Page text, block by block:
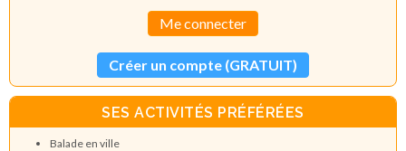
Me connecter
Créer un compte (GRATUIT)
SES ACTIVITÉS PRÉFÉRÉES
Balade en ville